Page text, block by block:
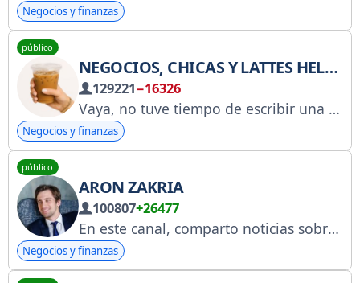
Negocios y finanzas
público
NEGOCIOS, CHICAS Y LATTES HELADOS
129221−16326
Vaya, no tuve tiempo de escribir una descripción. Ahora toca francés, luego negocios; ya sabes, todo está en proceso. N.º 6810177920
Negocios y finanzas
público
ARON ZAKRIA
100807+26477
En este canal, comparto noticias sobre tecnología y mucho más. Todo el contenido está cuidadosamente seleccionado para que tenga aplicaciones prácticas, ¡así que podrás poner en práctica todo lo que se menciona de inmediato!
Negocios y finanzas